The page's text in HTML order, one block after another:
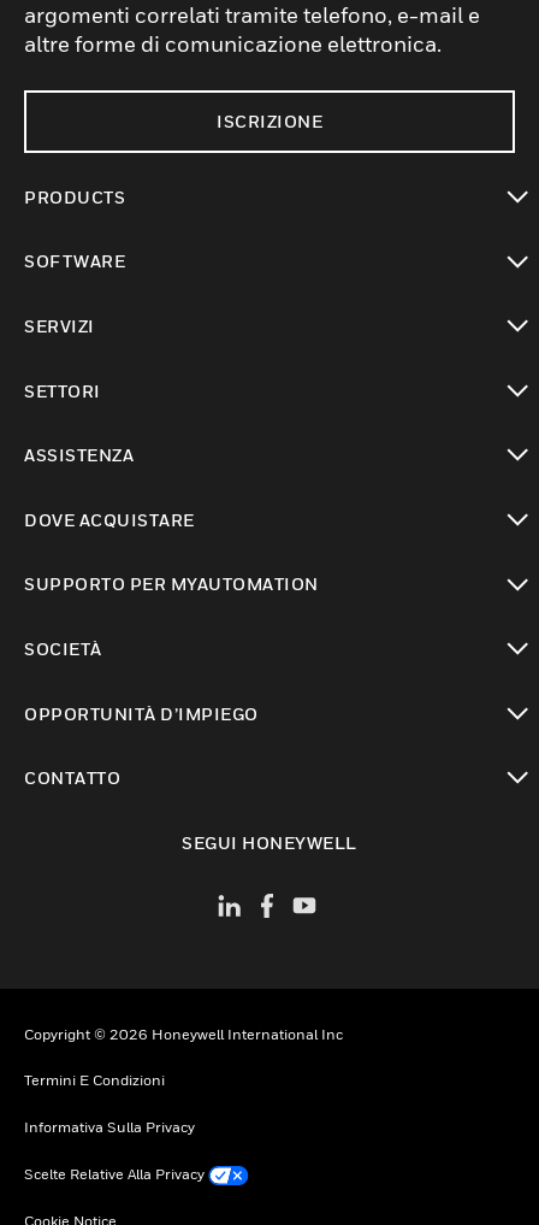
argomenti correlati tramite telefono, e-mail e
altre forme di comunicazione elettronica.
ISCRIZIONE
PRODUCTS
SOFTWARE
SERVIZI
SETTORI
ASSISTENZA
DOVE ACQUISTARE
SUPPORTO PER MYAUTOMATION
SOCIETÀ
OPPORTUNITÀ D’IMPIEGO
CONTATTO
SEGUI HONEYWELL
Copyright © 2026 Honeywell International Inc
Termini E Condizioni
Informativa Sulla Privacy
Scelte Relative Alla Privacy
Cookie Notice